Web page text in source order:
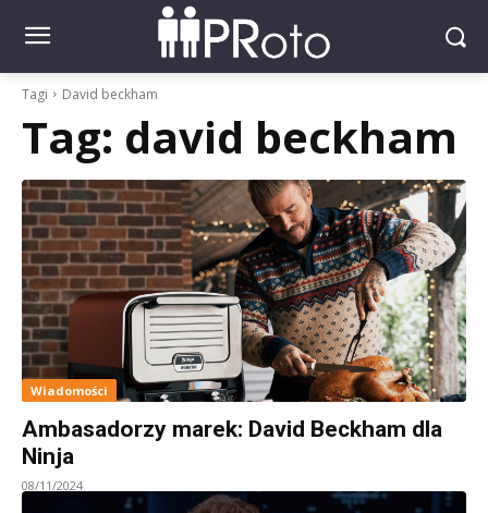
Tagi David beckham
Tag: david beckham
Wiadomości
Ambasadorzy marek: David Beckham dla
Ninja
08/11/2024